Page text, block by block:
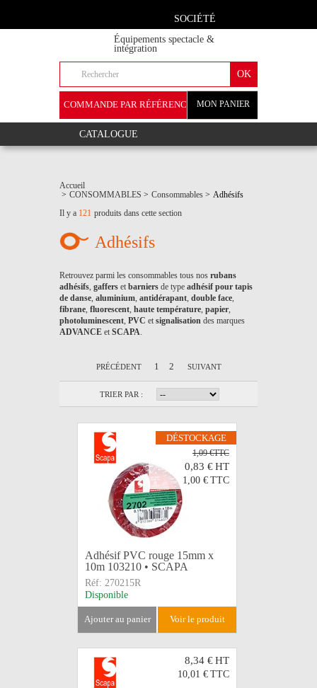
SOCIÉTÉ
Équipements spectacle &
intégration
MON PANIER
COMMANDE PAR RÉFÉRENCE
CATALOGUE
Accueil
> CONSOMMABLES > Consommables > Adhésifs
Il y a 121 produits dans cette section
Adhésifs
Retrouvez parmi les consommables tous nos rubans
adhésifs, gaffers et barniers de type adhésif pour tapis
de danse, aluminium, antidérapant, double face,
fibrane, fluorescent, haute température, papier,
photoluminescent, PVC et signalisation des marques
ADVANCE et SCAPA.
PRÉCÉDENT 1 2 SUIVANT
TRIER PAR :
DÉSTOCKAGE
1,09 €TTC
0,83 €HT
1,00 € TTC
Adhésif PVC rouge 15mm x
10m 103210 • SCAPA
Réf: 270215R
Disponible
ajouter au panier voir le produit
8,34 €HT
10,01 € TTC